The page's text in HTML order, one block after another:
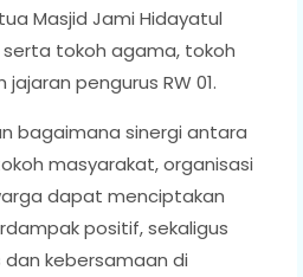
Masjid Jami Hidayatul
serta tokoh agama, tokoh
pengurus RW 01.
bagaimana sinergi antara
masyarakat, organisasi
dapat menciptakan
positif, sekaligus
kebersamaan di